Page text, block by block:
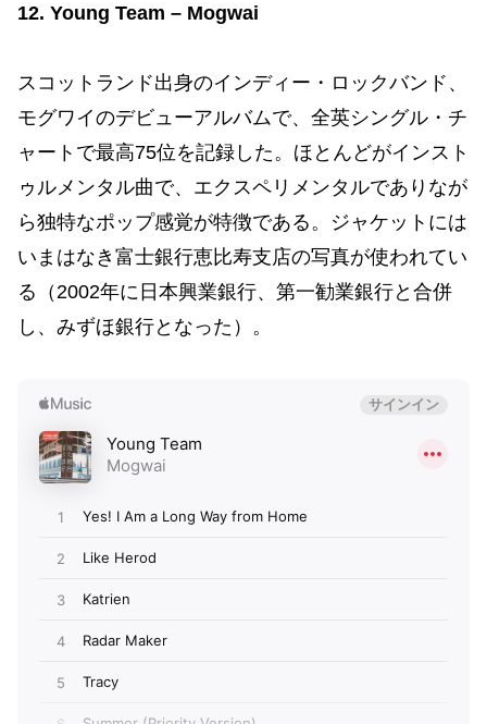
12. Young Team – Mogwai
スコットランド出身のインディー・ロックバンド、
モグワイのデビューアルバムで、全英シングル・チ
ャートで最高75位を記録した。ほとんどがインスト
ゥルメンタル曲で、エクスペリメンタルでありなが
ら独特なポップ感覚が特徴である。ジャケットには
いまはなき富士銀行恵比寿支店の写真が使われてい
る（2002年に日本興業銀行、第一勧業銀行と合併
し、みずほ銀行となった）。